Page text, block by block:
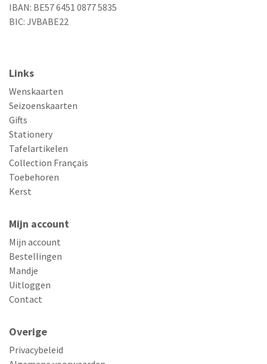
IBAN: BE57 6451 0877 5835
BIC: JVBABE22
Links
Wenskaarten
Seizoenskaarten
Gifts
Stationery
Tafelartikelen
Collection Français
Toebehoren
Kerst
Mijn account
Mijn account
Bestellingen
Mandje
Uitloggen
Contact
Overige
Privacybeleid